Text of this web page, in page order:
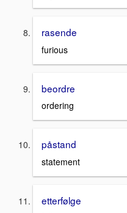
rasende
furious
beordre
ordering
påstand
statement
etterfølge